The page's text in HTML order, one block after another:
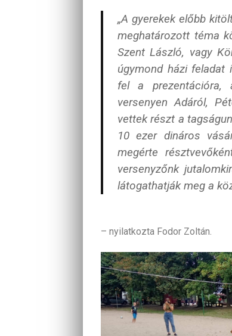
„A gyerekek előbb
meghatározott téma
Szent László, vagy
úgymond házi feladat
fel a
versenyen Adáról,
vettek részt a
10 ezer dináros
megérte
versenyzőnk
látogathatják meg a
– nyilatkozta Fodor Zoltán.